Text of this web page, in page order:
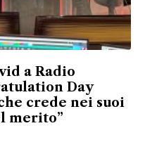
a Radio
Day
crede nei suoi
merito”